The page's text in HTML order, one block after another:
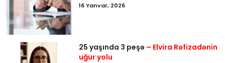
16 Yanvar, 2026
25 yaşında 3 peşə – Elvira Rəfizadənin
uğur yolu